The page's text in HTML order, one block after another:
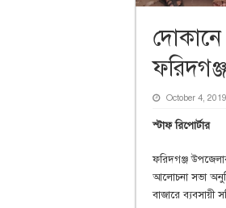
দোকানে
October 4, 2019
স্টাফ রিপোর্টার
ফরিদগঞ্জ
আলোচনা সভা
বাজারে ব্যবসায়ী